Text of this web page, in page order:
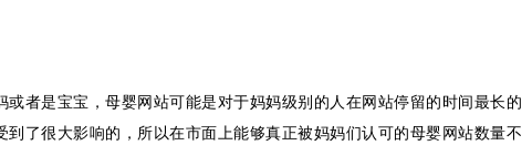
者是宝宝，母婴网站可能是对于妈妈级别的人在网站停留的时间最长的
了很大影响的，所以在市面上能够真正被妈妈们认可的母婴网站数量不